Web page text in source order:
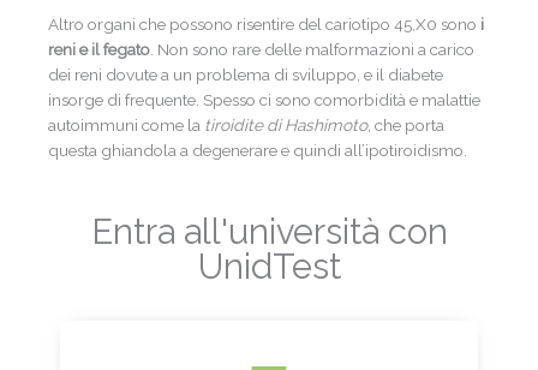
Altro organi che possono risentire del cariotipo 45,X0 sono i
reni e il fegato . Non sono rare delle malformazioni a carico
dei reni dovute a un problema di sviluppo, e il diabete
insorge di frequente. Spesso ci sono comorbidità e malattie
autoimmuni come la tiroidite di Hashimoto, che porta
questa ghiandola a degenerare e quindi all’ipotiroidismo.
Entra all'università con
UnidTest